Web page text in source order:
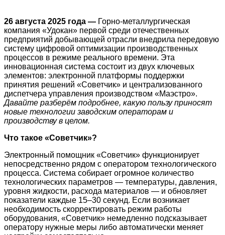
26 августа 2025 года — Горно-металлургическая
компания «Удокан» первой среди отечественных
предприятий добывающей отрасли внедрила передовую
систему цифровой оптимизации производственных
процессов в режиме реального времени. Эта
инновационная система состоит из двух ключевых
элементов: электронной платформы поддержки
принятия решений «Советчик» и централизованного
диспетчера управления производством «Маэстро».
Давайте разберём подробнее, какую пользу приносят
новые технологии заводским операторам и
производству в целом.
Что такое «Советчик»?
Электронный помощник «Советчик» функционирует
непосредственно рядом с оператором технологического
процесса. Система собирает огромное количество
технологических параметров — температуры, давления,
уровня жидкости, расхода материалов — и обновляет
показатели каждые 15–30 секунд. Если возникает
необходимость скорректировать режим работы
оборудования, «Советчик» немедленно подсказывает
оператору нужные меры либо автоматически меняет